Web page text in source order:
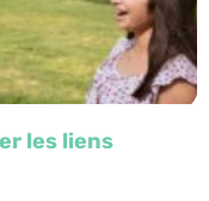
les liens